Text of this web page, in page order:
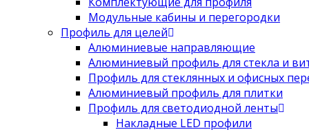
Модульные кабины и перегородки
Профиль для целей
Алюминиевые направляющие
Алюминиевый профиль для стекла и
Профиль для стеклянных и офисных
Алюминиевый профиль для плитки
Профиль для светодиодной ленты
Накладные LED профили